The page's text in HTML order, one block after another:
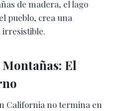
de madera, el lago
pueblo, crea una
irresistible.
El
California no termina en